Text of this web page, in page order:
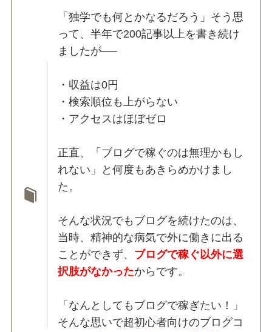
「独学でも何とかなるだろう」そう思
って、半年で200記事以上を書き続け
ましたが──
・収益は0円
・検索順位も上がらない
・アクセスはほぼゼロ
正直、「ブログで稼ぐのは無理かもし
れない」と何度もあきらめかけまし
た。
そんな状況でもブログを続けたのは、
当時、精神的な病気で外に働きに出る
ことができず、 ブログで稼ぐ以外に選
択肢がなかったからです。
「なんとしてもブログで稼ぎたい！」
そんな思いで超初心者向けのブログコ